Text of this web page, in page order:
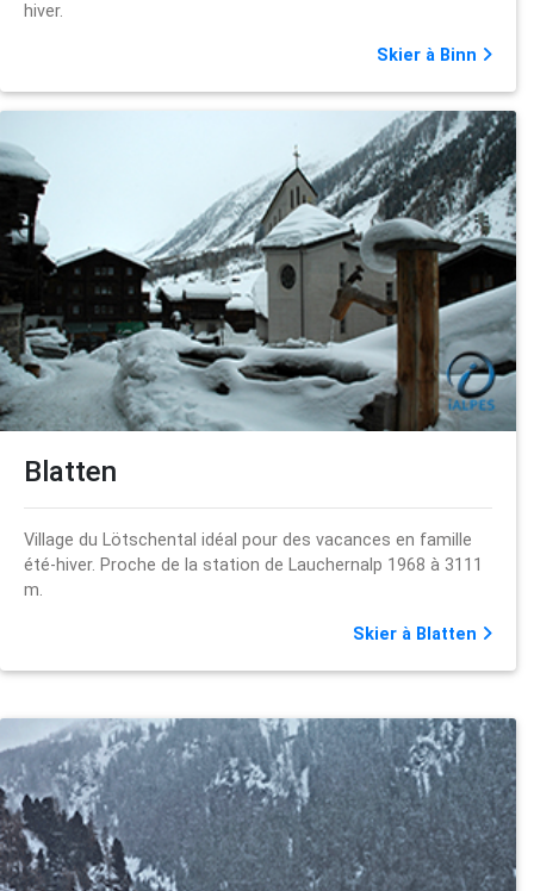
hiver.
Skier à Binn
Blatten
Village du Lötschental idéal pour des vacances en famille
été-hiver. Proche de la station de Lauchernalp 1968 à 3111
m.
Skier à Blatten